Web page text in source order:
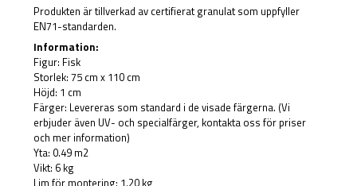
Produkten är tillverkad av certifierat granulat som uppfyller
EN71-standarden.
Information:
Figur: Fisk
Storlek: 75 cm x 110 cm
Höjd: 1 cm
Färger: Levereras som standard i de visade färgerna. (Vi
erbjuder även UV- och specialfärger, kontakta oss för priser
och mer information)
Yta: 0.49 m2
Vikt: 6 kg
Lim för montering: 1.20 kg